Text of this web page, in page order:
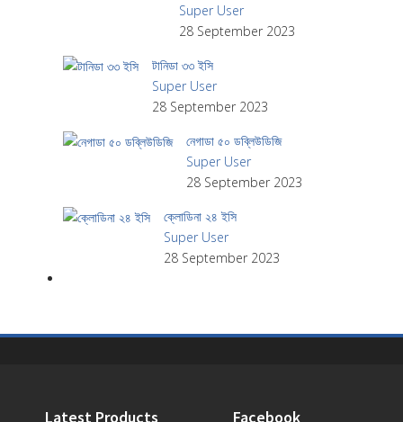
Super User
28 September 2023
টানিডা ৩৩ ইসি
Super User
28 September 2023
নেগাডা ৫০ ডব্লিউডিজি
Super User
28 September 2023
ক্লোডিনা ২৪ ইসি
Super User
28 September 2023
Latest Products Facebook